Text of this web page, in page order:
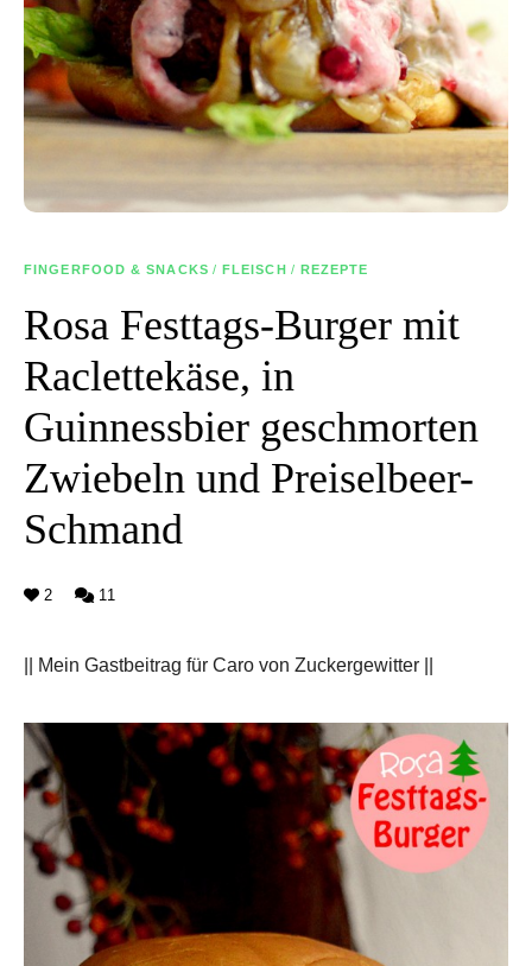
FINGERFOOD & SNACKS / FLEISCH / REZEPTE
Rosa Festtags-Burger mit
Raclettekäse, in
Guinnessbier geschmorten
Zwiebeln und Preiselbeer-
Schmand
2 11
|| Mein Gastbeitrag für Caro von Zuckergewitter ||